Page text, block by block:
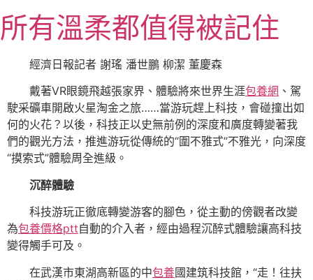
至
主所有溫柔都值得被記住
經濟日報記者 謝瑤 潘世鵬 柳潔 董慶森
戴著VR眼鏡飛越張家界、體驗將來世界生涯包養網 、駕
駛采礦車開啟火星淘金之旅……當游玩趕上科技，會碰撞出如
何的火花？以後，科技正以史無前例的深度和廣度轉變著我
們的觀光方法，推進游玩從傳統的“圍不雅式”不雅光，向深度
“摸索式”體驗周全進級。
沉醉體驗
科技游玩正徹底轉變游客的腳色，從主動的傍觀者改變
為包養價格ptt自動的介入者，經由過程沉醉式體驗讓高科技
變得觸手可及。
在武漢市東湖高新區的中包養國建筑科技館，“走！往扶